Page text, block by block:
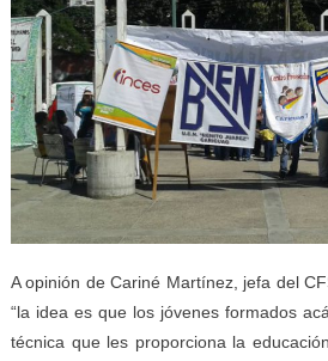
A opinión de Cariné Martínez, jefa del
“la idea es que los jóvenes formados
técnica que les proporciona la